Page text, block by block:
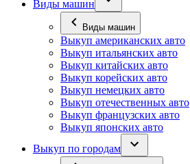
Виды машин
Виды машин
Выкуп американских авто
Выкуп итальянских авто
Выкуп китайских авто
Выкуп корейских авто
Выкуп немецких авто
Выкуп отечественных авто
Выкуп французских авто
Выкуп японских авто
Выкуп по городам